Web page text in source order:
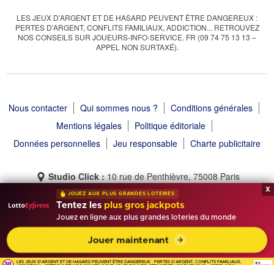
LES JEUX D’ARGENT ET DE HASARD PEUVENT ÊTRE DANGEREUX :
PERTES D’ARGENT, CONFLITS FAMILIAUX, ADDICTION... RETROUVEZ
NOS CONSEILS SUR JOUEURS-INFO-SERVICE. FR (09 74 75 13 13 –
APPEL NON SURTAXÉ).
Nous contacter Qui sommes nous ?
Conditions générales
Mentions légales
Politique éditoriale
Données personnelles
Jeu responsable Charte publicitaire
Studio Click :10 rue de Penthièvre, 75008 Paris
Tirage Gagnant © 2013 - 2026 - Tous droits réservés
x
JOUEZ AUX PLUS GRANDES LOTERIES
Tentez les plus gros jackpots
Jouez en ligne aux plus grandes loteries du monde
Jouer maintenant
LES JEUX D'ARGENT ET DE HASARD PEUVENT ÊTRE DANGEREUX : PERTES D'ARGENT, CONFLITS FAMILIAUX,